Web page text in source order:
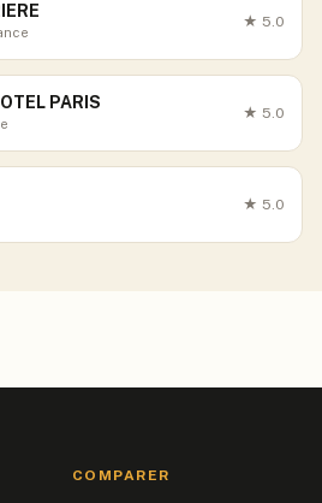
★ 5.0
PARIS
★ 5.0
★ 5.0
COMPARER